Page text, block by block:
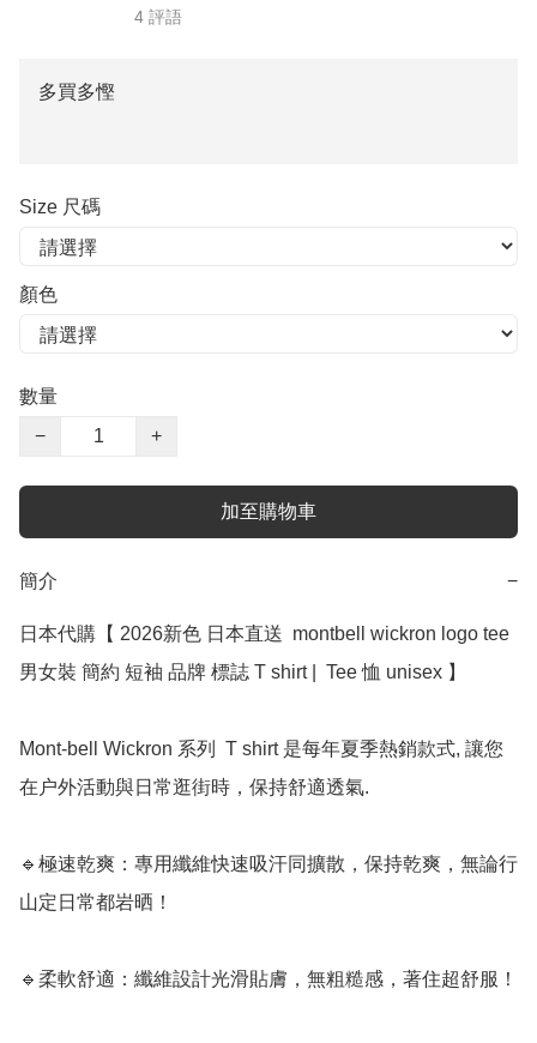
4 評語
多買多慳
Size 尺碼
顏色
數量
−
+
加至購物車
簡介 −
日本代購【 2026新色 日本直送  montbell wickron logo tee
男女裝 簡約 短袖 品牌 標誌 T shirt |  Tee 恤 unisex 】
Mont-bell Wickron 系列  T shirt 是每年夏季熱銷款式, 讓您
在户外活動與日常逛街時，保持舒適透氣.
🔹極速乾爽：專用纖維快速吸汗同擴散，保持乾爽，無論行
山定日常都岩晒！
🔹柔軟舒適：纖維設計光滑貼膚，無粗糙感，著住超舒服！